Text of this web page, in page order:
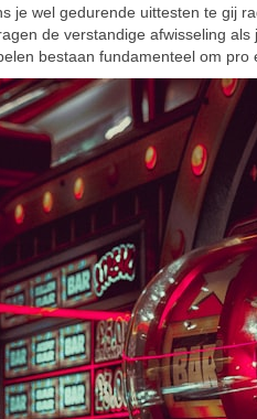
je wel gedurende uittesten te gij
de verstandige afwisseling
bestaan fundamenteel om pro